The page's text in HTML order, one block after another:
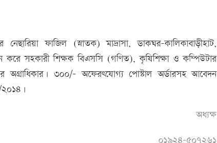
ফাজিল (স্নাতক) মাদ্রাসা, ডাকঘর-কালিকাবাড়ীহাট,
করে সহকারী শিক্ষক বিএসসি (গণিত), কৃষিশিক্ষা ও কম্পিউটার
অগ্রাধিকার। ৩০০/- অফেরৎযোগ্য পোস্টাল অর্ডারসহ আবেদন
অধ্যক্ষ
০১৯২৪-৫০৭২৬১